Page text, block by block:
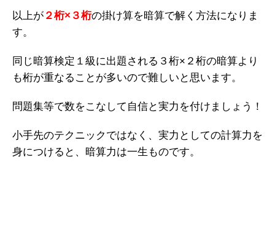
以上が ２桁×３桁の掛け算を暗算で解く方法になりま
す。
同じ暗算検定１級に出題される３桁×２桁の暗算より
も桁が重なることが多いので難しいと思います。
問題集等で数をこなして自信と実力を付けましょう！
小手先のテクニックではなく、実力としての計算力を
身につけると、暗算力は一生ものです。